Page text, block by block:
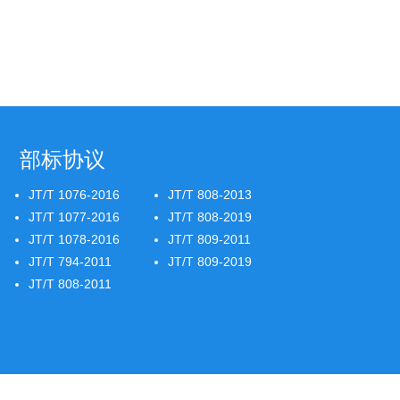
部标协议
JT/T 1076-2016
JT/T 1077-2016
JT/T 1078-2016
JT/T 794-2011
JT/T 808-2011
JT/T 808-2013
JT/T 808-2019
JT/T 809-2011
JT/T 809-2019